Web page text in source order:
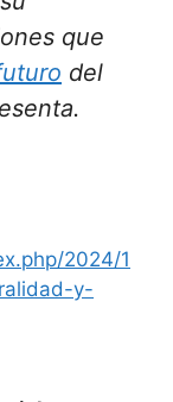
que
del
2024/1
y-